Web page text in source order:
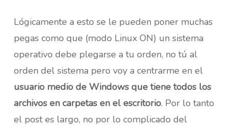
Lógicamente a esto se le pueden poner muchas
pegas como que (modo Linux ON) un sistema
operativo debe plegarse a tu orden, no tú al
orden del sistema pero voy a centrarme en el
usuario medio de Windows que tiene todos los
archivos en carpetas en el escritorio. Por lo tanto
el post es largo, no por lo complicado del